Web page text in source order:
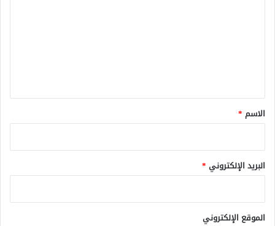
*
الاسم *
البريد الإلكتروني *
الموقع الإلكتروني